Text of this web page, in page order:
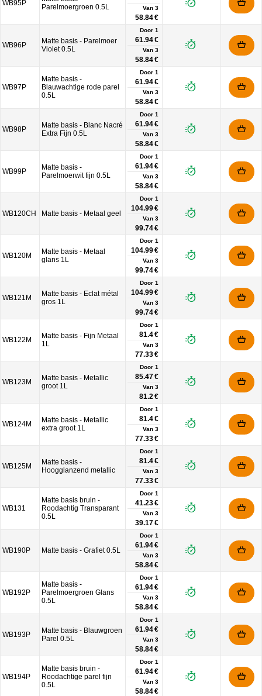
WB95P
Parelmoergroen 0.5L
Van 3
58.84 €
WB96P
Matte basis - Parelmoer
Violet 0.5L
Door 1
61.94 €
Van 3
58.84 €
WB97P
Matte basis -
Blauwachtige rode parel
0.5L
Door 1
61.94 €
Van 3
58.84 €
WB98P
Matte basis - Blanc Nacré
Extra Fijn 0.5L
Door 1
61.94 €
Van 3
58.84 €
WB99P
Matte basis -
Parelmoerwit fijn 0.5L
Door 1
61.94 €
Van 3
58.84 €
WB120CH Matte basis - Metaal geel
Door 1
104.99 €
Van 3
99.74 €
WB120M
Matte basis - Metaal
glans 1L
Door 1
104.99 €
Van 3
99.74 €
WB121M
Matte basis - Eclat métal
gros 1L
Door 1
104.99 €
Van 3
99.74 €
WB122M
Matte basis - Fijn Metaal
1L
Door 1
81.4 €
Van 3
77.33 €
WB123M
Matte basis - Metallic
groot 1L
Door 1
85.47 €
Van 3
81.2 €
WB124M
Matte basis - Metallic
extra groot 1L
Door 1
81.4 €
Van 3
77.33 €
WB125M
Matte basis -
Hoogglanzend metallic
Door 1
81.4 €
Van 3
77.33 €
WB131
Matte basis bruin -
Roodachtig Transparant
0.5L
Door 1
41.23 €
Van 3
39.17 €
WB190P Matte basis - Grafiet 0.5L
Door 1
61.94 €
Van 3
58.84 €
WB192P
Matte basis -
Parelmoergroen Glans
0.5L
Door 1
61.94 €
Van 3
58.84 €
WB193P
Matte basis - Blauwgroen
Parel 0.5L
Door 1
61.94 €
Van 3
58.84 €
WB194P
Matte basis bruin -
Roodachtige parel fijn
0.5L
Door 1
61.94 €
Van 3
58.84 €